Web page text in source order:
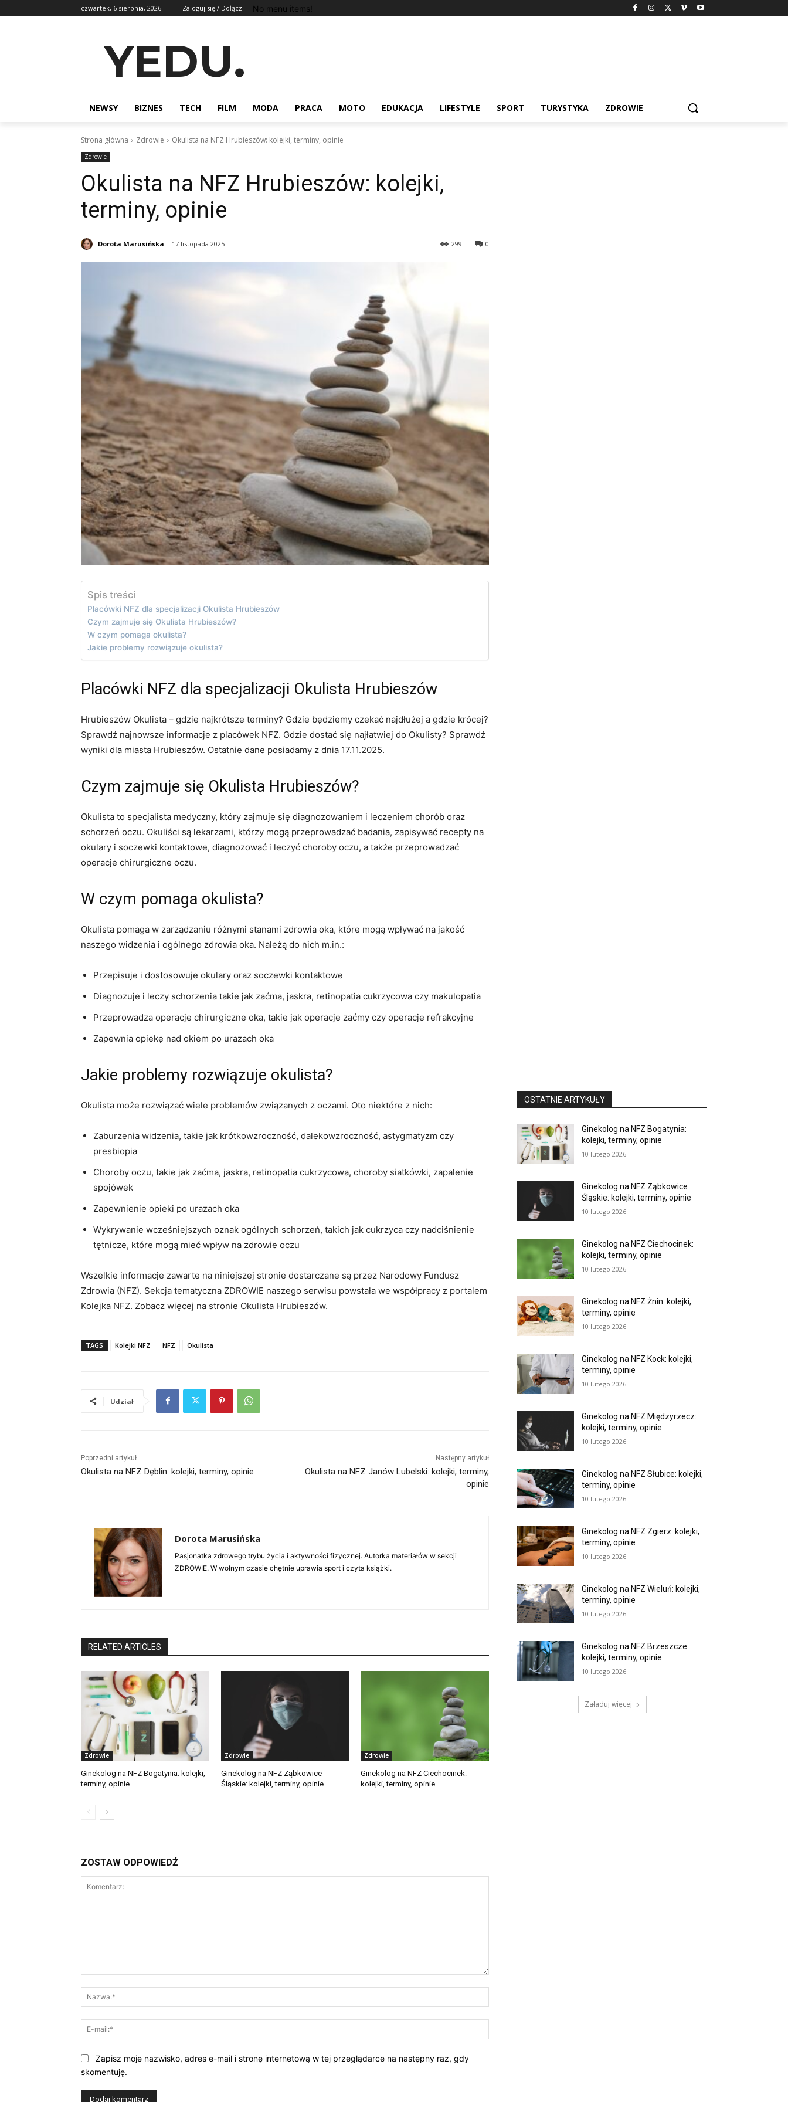
czwartek, 6 sierpnia, 2026 Zaloguj się / Dołącz No menu items!
YEDU.
NEWSY BIZNES TECH FILM MODA PRACA MOTO EDUKACJA LIFESTYLE SPORT TURYSTYKA ZDROWIE
Strona główna Zdrowie Okulista na NFZ Hrubieszów: kolejki, terminy, opinie
Zdrowie
Okulista na NFZ Hrubieszów: kolejki,
terminy, opinie
Dorota Marusińska 17 listopada 2025 0
299
Spis treści
Placówki NFZ dla specjalizacji Okulista Hrubieszów
Czym zajmuje się Okulista Hrubieszów?
W czym pomaga okulista?
Jakie problemy rozwiązuje okulista?
Placówki NFZ dla specjalizacji Okulista Hrubieszów
Hrubieszów Okulista – gdzie najkrótsze terminy? Gdzie będziemy czekać najdłużej a gdzie krócej?
Sprawdź najnowsze informacje z placówek NFZ. Gdzie dostać się najłatwiej do Okulisty? Sprawdź
wyniki dla miasta Hrubieszów. Ostatnie dane posiadamy z dnia 17.11.2025.
Czym zajmuje się Okulista Hrubieszów?
Okulista to specjalista medyczny, który zajmuje się diagnozowaniem i leczeniem chorób oraz
schorzeń oczu. Okuliści są lekarzami, którzy mogą przeprowadzać badania, zapisywać recepty na
okulary i soczewki kontaktowe, diagnozować i leczyć choroby oczu, a także przeprowadzać
operacje chirurgiczne oczu.
W czym pomaga okulista?
Okulista pomaga w zarządzaniu różnymi stanami zdrowia oka, które mogą wpływać na jakość
naszego widzenia i ogólnego zdrowia oka. Należą do nich m.in.:
Przepisuje i dostosowuje okulary oraz soczewki kontaktowe
Diagnozuje i leczy schorzenia takie jak zaćma, jaskra, retinopatia cukrzycowa czy makulopatia
Przeprowadza operacje chirurgiczne oka, takie jak operacje zaćmy czy operacje refrakcyjne
Zapewnia opiekę nad okiem po urazach oka
Jakie problemy rozwiązuje okulista?
Okulista może rozwiązać wiele problemów związanych z oczami. Oto niektóre z nich:
Zaburzenia widzenia, takie jak krótkowzroczność, dalekowzroczność, astygmatyzm czy
presbiopia
Choroby oczu, takie jak zaćma, jaskra, retinopatia cukrzycowa, choroby siatkówki, zapalenie
spojówek
Zapewnienie opieki po urazach oka
Wykrywanie wcześniejszych oznak ogólnych schorzeń, takich jak cukrzyca czy nadciśnienie
tętnicze, które mogą mieć wpływ na zdrowie oczu
Wszelkie informacje zawarte na niniejszej stronie dostarczane są przez Narodowy Fundusz
Zdrowia (NFZ). Sekcja tematyczna ZDROWIE naszego serwisu powstała we współpracy z portalem
Kolejka NFZ. Zobacz więcej na stronie Okulista Hrubieszów.
TAGS Kolejki NFZ NFZ Okulista
Udział
Poprzedni artykuł
Okulista na NFZ Dęblin: kolejki, terminy, opinie
Następny artykuł
Okulista na NFZ Janów Lubelski: kolejki, terminy,
opinie
Dorota Marusińska
Pasjonatka zdrowego trybu życia i aktywności fizycznej. Autorka materiałów w sekcji
ZDROWIE. W wolnym czasie chętnie uprawia sport i czyta książki.
RELATED ARTICLES
Zdrowie
Ginekolog na NFZ Bogatynia: kolejki,
terminy, opinie
Zdrowie
Ginekolog na NFZ Ząbkowice
Śląskie: kolejki, terminy, opinie
Zdrowie
Ginekolog na NFZ Ciechocinek:
kolejki, terminy, opinie
ZOSTAW ODPOWIEDŹ
mail:*
Zapisz moje nazwisko, adres e-mail i stronę internetową w tej przeglądarce na następny raz, gdy
skomentuję.
OSTATNIE ARTYKUŁY
Ginekolog na NFZ Bogatynia:
kolejki, terminy, opinie
10 lutego 2026
Ginekolog na NFZ Ząbkowice
Śląskie: kolejki, terminy, opinie
10 lutego 2026
Ginekolog na NFZ Ciechocinek:
kolejki, terminy, opinie
10 lutego 2026
Ginekolog na NFZ Żnin: kolejki,
terminy, opinie
10 lutego 2026
Ginekolog na NFZ Kock: kolejki,
terminy, opinie
10 lutego 2026
Ginekolog na NFZ Międzyrzecz:
kolejki, terminy, opinie
10 lutego 2026
Ginekolog na NFZ Słubice: kolejki,
terminy, opinie
10 lutego 2026
Ginekolog na NFZ Zgierz: kolejki,
terminy, opinie
10 lutego 2026
Ginekolog na NFZ Wieluń: kolejki,
terminy, opinie
10 lutego 2026
Ginekolog na NFZ Brzeszcze:
kolejki, terminy, opinie
10 lutego 2026
Załaduj więcej